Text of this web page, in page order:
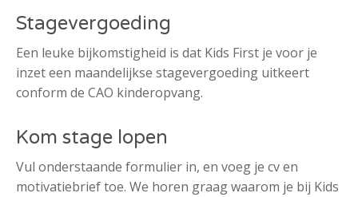
Stagevergoeding
Een leuke bijkomstigheid is dat Kids First je voor je
inzet een maandelijkse stagevergoeding uitkeert
conform de CAO kinderopvang.
Kom stage lopen
Vul onderstaande formulier in, en voeg je cv en
motivatiebrief toe. We horen graag waarom je bij Kids